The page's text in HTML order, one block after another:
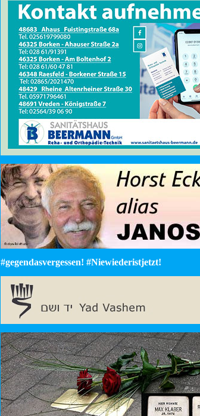
#gegendasvergessen! #Niewiederistjetzt!